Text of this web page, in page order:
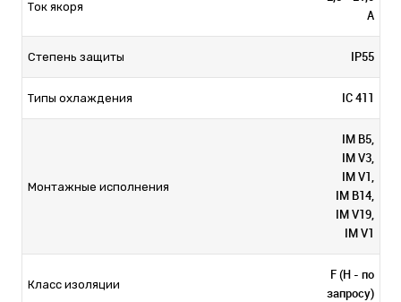
Ток якоря
А
Степень защиты IP55
Типы охлаждения IC 411
Монтажные исполнения
IM B5,
IM V3,
IM V1,
IM B14,
IM V19,
IM V1
Класс изоляции
F (H - по
запросу)